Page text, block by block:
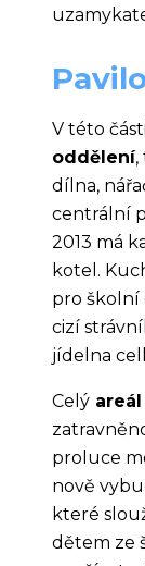
V této
oddělení,
dílna,
centrální
2013 má
kotel.
pro školní
cizí
jídelna
Celý
proluce
nově
které
dětem ze